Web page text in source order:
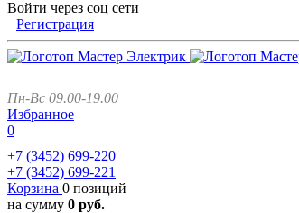
Войти через соц сети
Регистрация
Пн-Вс 09.00-19.00
Избранное
0
+7 (3452) 699-220
+7 (3452) 699-221
Корзина 0 позиций
на сумму 0 руб.